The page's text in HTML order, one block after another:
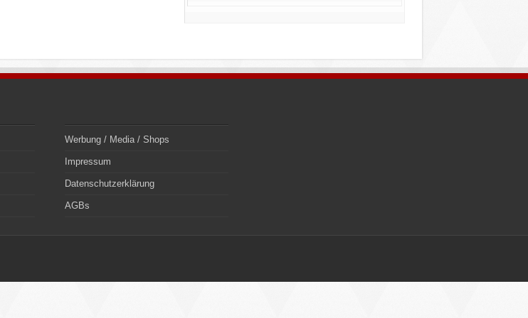
Werbung / Media / Shops
Impressum
Datenschutzerklärung
AGBs